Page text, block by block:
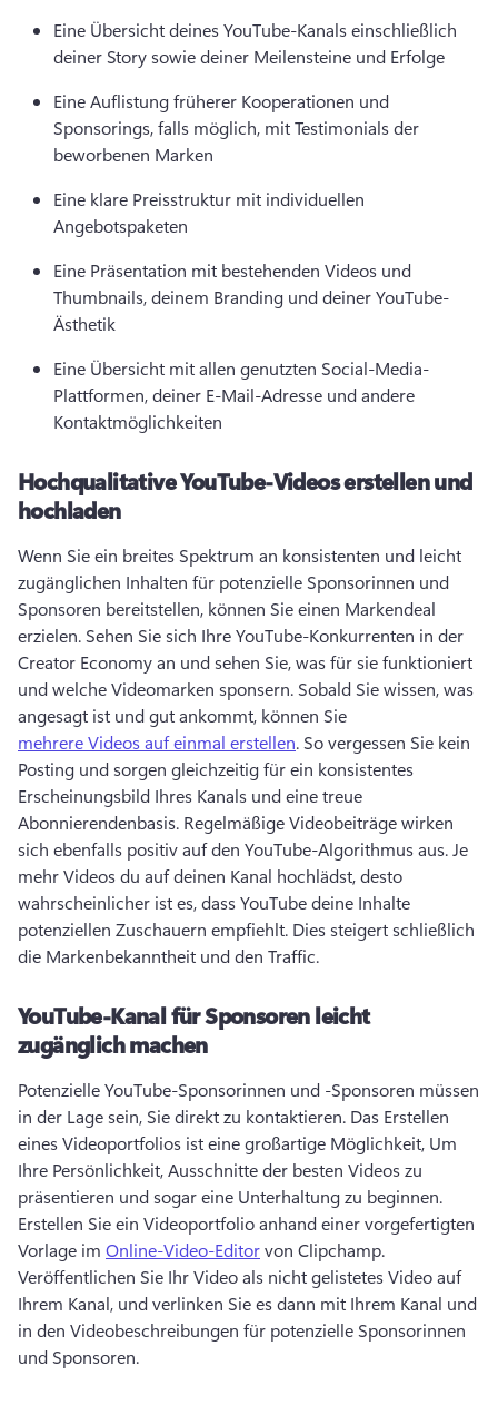
Eine Übersicht deines YouTube-Kanals einschließlich
deiner Story sowie deiner Meilensteine und Erfolge
Eine Auflistung früherer Kooperationen und
Sponsorings, falls möglich, mit Testimonials der
beworbenen Marken
Eine klare Preisstruktur mit individuellen
Angebotspaketen
Eine Präsentation mit bestehenden Videos und
Thumbnails, deinem Branding und deiner YouTube-
Ästhetik
Eine Übersicht mit allen genutzten Social-Media-
Plattformen, deiner E-Mail-Adresse und andere
Kontaktmöglichkeiten
Hochqualitative YouTube-Videos erstellen und
hochladen
zugänglichen Inhalten für potenzielle Sponsorinnen und
Sponsoren bereitstellen, können Sie einen Markendeal
erzielen. Sehen Sie sich Ihre YouTube-Konkurrenten in der
Creator Economy an und sehen Sie, was für sie funktioniert
und welche Videomarken sponsern. Sobald Sie wissen, was
angesagt ist und gut ankommt, können Sie
mehrere Videos auf einmal erstellen. So vergessen Sie kein
Posting und sorgen gleichzeitig für ein konsistentes
Erscheinungsbild Ihres Kanals und eine treue
Abonnierendenbasis. Regelmäßige Videobeiträge wirken
sich ebenfalls positiv auf den YouTube-Algorithmus aus. Je
mehr Videos du auf deinen Kanal hochlädst, desto
wahrscheinlicher ist es, dass YouTube deine Inhalte
potenziellen Zuschauern empfiehlt. Dies steigert schließlich
die Markenbekanntheit und den Traffic.
YouTube-Kanal für Sponsoren leicht
zugänglich machen
Potenzielle YouTube-Sponsorinnen und -Sponsoren müssen
in der Lage sein, Sie direkt zu kontaktieren. Das Erstellen
eines Videoportfolios ist eine großartige Möglichkeit, Um
Ihre Persönlichkeit, Ausschnitte der besten Videos zu
Erstellen Sie ein Videoportfolio anhand einer vorgefertigten
Vorlage im Online-Video-Editor
Veröffentlichen Sie Ihr Video als nicht gelistetes Video auf
Ihrem Kanal, und verlinken Sie es dann mit Ihrem Kanal und
in den Videobeschreibungen für potenzielle Sponsorinnen
und Sponsoren.